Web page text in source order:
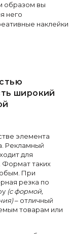
образом вы
него
наклейки
широкий
элемента
Рекламный
для
Формат таких
При
резка по
(с формой,
– отличный
товарам или